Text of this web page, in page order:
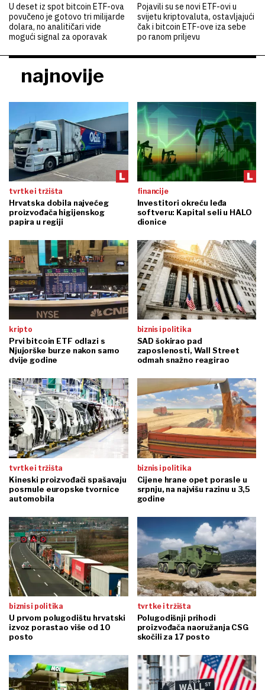
U deset iz spot bitcoin ETF-ova
povučeno je gotovo tri milijarde
dolara, no analitičari vide
mogući signal za oporavak
Pojavili su se novi ETF-ovi u
svijetu kriptovaluta, ostavljajući
čak i bitcoin ETF-ove iza sebe
po ranom priljevu
najnovije
tvrtke i tržišta
Hrvatska dobila najvećeg
proizvođača higijenskog
papira u regiji
financije
Investitori okreću leđa
softveru: Kapital seli u HALO
dionice
kripto
Prvi bitcoin ETF odlazi s
Njujorške burze nakon samo
dvije godine
biznis i politika
SAD šokirao pad
zaposlenosti, Wall Street
odmah snažno reagirao
tvrtke i tržišta
Kineski proizvođači spašavaju
posrnule europske tvornice
automobila
biznis i politika
Cijene hrane opet porasle u
srpnju, na najvišu razinu u 3,5
godine
biznis i politika
U prvom polugodištu hrvatski
izvoz porastao više od 10
posto
tvrtke i tržišta
Polugodišnji prihodi
proizvođača naoružanja CSG
skočili za 17 posto